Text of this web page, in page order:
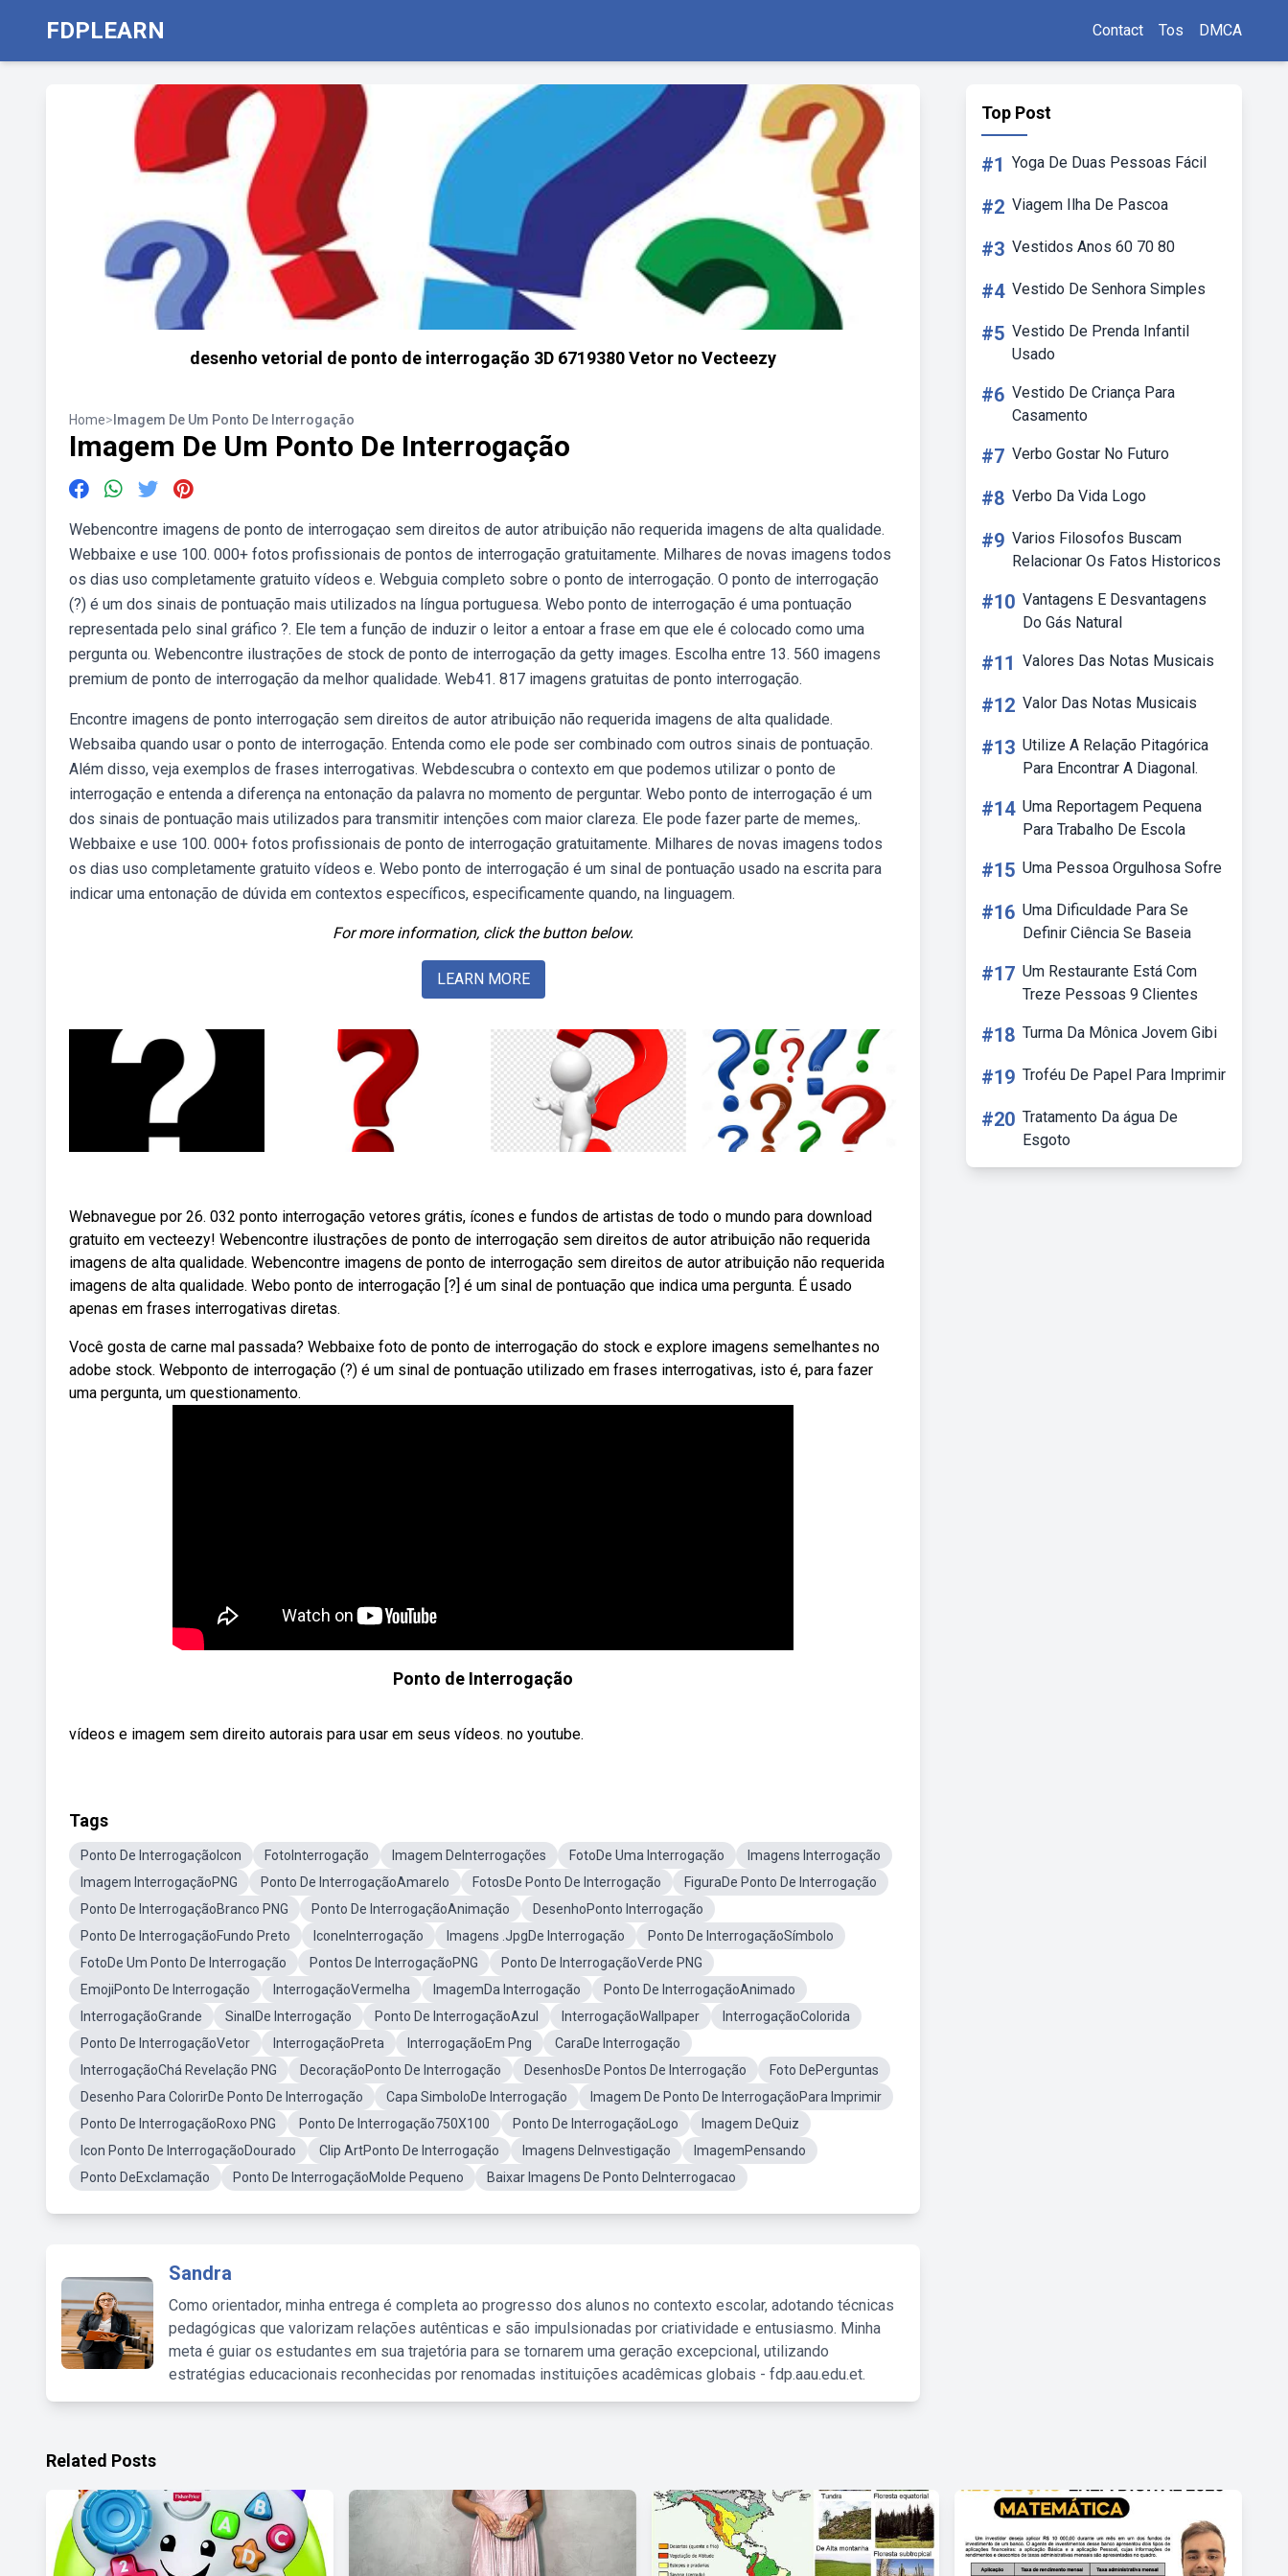
FDPLEARN Contact Tos DMCA
desenho vetorial de ponto de interrogação 3D 6719380 Vetor no Vecteezy
Home> Imagem De Um Ponto De Interrogação
Imagem De Um Ponto De Interrogação
Webencontre imagens de ponto de interrogaçao sem direitos de autor atribuição não requerida imagens de alta qualidade.
Webbaixe e use 100. 000+ fotos profissionais de pontos de interrogação gratuitamente. Milhares de novas imagens todos
os dias uso completamente gratuito vídeos e. Webguia completo sobre o ponto de interrogação. O ponto de interrogação
(?) é um dos sinais de pontuação mais utilizados na língua portuguesa. Webo ponto de interrogação é uma pontuação
representada pelo sinal gráfico ?. Ele tem a função de induzir o leitor a entoar a frase em que ele é colocado como uma
pergunta ou. Webencontre ilustrações de stock de ponto de interrogação da getty images. Escolha entre 13. 560 imagens
premium de ponto de interrogação da melhor qualidade. Web41. 817 imagens gratuitas de ponto interrogação.
Encontre imagens de ponto interrogação sem direitos de autor atribuição não requerida imagens de alta qualidade.
Websaiba quando usar o ponto de interrogação. Entenda como ele pode ser combinado com outros sinais de pontuação.
Além disso, veja exemplos de frases interrogativas. Webdescubra o contexto em que podemos utilizar o ponto de
interrogação e entenda a diferença na entonação da palavra no momento de perguntar. Webo ponto de interrogação é um
dos sinais de pontuação mais utilizados para transmitir intenções com maior clareza. Ele pode fazer parte de memes,.
Webbaixe e use 100. 000+ fotos profissionais de ponto de interrogação gratuitamente. Milhares de novas imagens todos
os dias uso completamente gratuito vídeos e. Webo ponto de interrogação é um sinal de pontuação usado na escrita para
indicar uma entonação de dúvida em contextos específicos, especificamente quando, na linguagem.
For more information, click the button below.
LEARN MORE
Webnavegue por 26. 032 ponto interrogação vetores grátis, ícones e fundos de artistas de todo o mundo para download
gratuito em vecteezy! Webencontre ilustrações de ponto de interrogação sem direitos de autor atribuição não requerida
imagens de alta qualidade. Webencontre imagens de ponto de interrogação sem direitos de autor atribuição não requerida
imagens de alta qualidade. Webo ponto de interrogação [?] é um sinal de pontuação que indica uma pergunta. É usado
apenas em frases interrogativas diretas.
Você gosta de carne mal passada? Webbaixe foto de ponto de interrogação do stock e explore imagens semelhantes no
adobe stock. Webponto de interrogação (?) é um sinal de pontuação utilizado em frases interrogativas, isto é, para fazer
uma pergunta, um questionamento.
Ponto de Interrogação
vídeos e imagem sem direito autorais para usar em seus vídeos. no youtube.
Tags
Ponto De InterrogaçãoIcon FotoInterrogação Imagem DeInterrogações FotoDe Uma Interrogação
Imagens Interrogação
Imagem InterrogaçãoPNG
Ponto De InterrogaçãoAmarelo FotosDe Ponto De Interrogação
FiguraDe Ponto De Interrogação
Ponto De InterrogaçãoBranco PNG
Ponto De InterrogaçãoAnimação
DesenhoPonto Interrogação
Ponto De InterrogaçãoFundo Preto
IconeInterrogação Imagens .JpgDe Interrogação
Ponto De InterrogaçãoSímbolo
FotoDe Um Ponto De Interrogação
Pontos De InterrogaçãoPNG
Ponto De InterrogaçãoVerde PNG
EmojiPonto De Interrogação
InterrogaçãoVermelha ImagemDa Interrogação
Ponto De InterrogaçãoAnimado
InterrogaçãoGrande
SinalDe Interrogação Ponto De InterrogaçãoAzul InterrogaçãoWallpaper
InterrogaçãoColorida
Ponto De InterrogaçãoVetor
InterrogaçãoPreta InterrogaçãoEm Png
CaraDe Interrogação
InterrogaçãoChá Revelação PNG
DecoraçãoPonto De Interrogação DesenhosDe Pontos De Interrogação
Foto DePerguntas
Desenho Para ColorirDe Ponto De Interrogação
Capa SimboloDe Interrogação
Imagem De Ponto De InterrogaçãoPara Imprimir
Ponto De InterrogaçãoRoxo PNG
Ponto De Interrogação750X100 Ponto De InterrogaçãoLogo
Imagem DeQuiz
Icon Ponto De InterrogaçãoDourado
Clip ArtPonto De Interrogação Imagens DeInvestigação
ImagemPensando
Ponto DeExclamação
Ponto De InterrogaçãoMolde Pequeno Baixar Imagens De Ponto DeInterrogacao
Sandra
Como orientador, minha entrega é completa ao progresso dos alunos no contexto escolar, adotando técnicas
pedagógicas que valorizam relações autênticas e são impulsionadas por criatividade e entusiasmo. Minha
meta é guiar os estudantes em sua trajetória para se tornarem uma geração excepcional, utilizando
estratégias educacionais reconhecidas por renomadas instituições acadêmicas globais - fdp.aau.edu.et.
Top Post
#1 Yoga De Duas Pessoas Fácil
#2 Viagem Ilha De Pascoa
#3 Vestidos Anos 60 70 80
#4 Vestido De Senhora Simples
#5 Vestido De Prenda Infantil
Usado
#6 Vestido De Criança Para
Casamento
#7 Verbo Gostar No Futuro
#8 Verbo Da Vida Logo
#9 Varios Filosofos Buscam
Relacionar Os Fatos Historicos
#10 Vantagens E Desvantagens
Do Gás Natural
#11 Valores Das Notas Musicais
#12 Valor Das Notas Musicais
#13 Utilize A Relação Pitagórica
Para Encontrar A Diagonal.
#14 Uma Reportagem Pequena
Para Trabalho De Escola
#15 Uma Pessoa Orgulhosa Sofre
#16 Uma Dificuldade Para Se
Definir Ciência Se Baseia
#17 Um Restaurante Está Com
Treze Pessoas 9 Clientes
#18 Turma Da Mônica Jovem Gibi
#19 Troféu De Papel Para Imprimir
#20 Tratamento Da água De
Esgoto
Related Posts